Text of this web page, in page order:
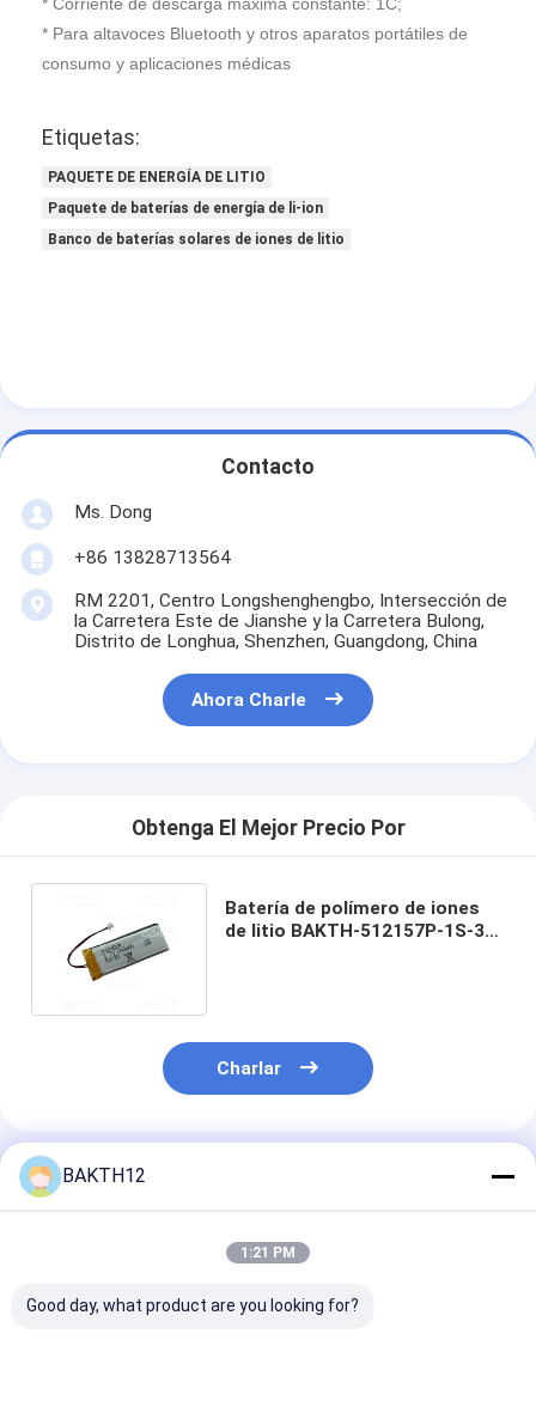
* Para altavoces Bluetooth y otros aparatos portátiles de
consumo y aplicaciones médicas
Etiquetas:
PAQUETE DE ENERGÍA DE LITIO
Paquete de baterías de energía de li-ion
Banco de baterías solares de iones de litio
Contacto
Ms. Dong
+86 13828713564
RM 2201, Centro Longshenghengbo, Intersección de
la Carretera Este de Jianshe y la Carretera Bulong,
Distrito de Longhua, Shenzhen, Guangdong, China
Ahora Charle
Obtenga El Mejor Precio Por
Batería de polímero de iones
de litio BAKTH-512157P-1S-3
Charlar
Productos Recomendados
BAKTH12
1:21 PM
Good day, what product are you looking for?